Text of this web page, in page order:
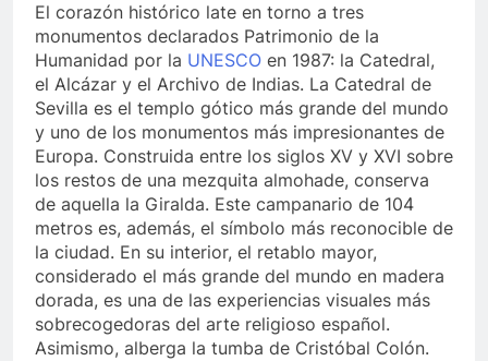
El corazón histórico late en torno a tres
monumentos declarados Patrimonio de la
Humanidad por la UNESCO en 1987: la Catedral,
el Alcázar y el Archivo de Indias. La Catedral de
Sevilla es el templo gótico más grande del mundo
y uno de los monumentos más impresionantes de
Europa. Construida entre los siglos XV y XVI sobre
los restos de una mezquita almohade, conserva
de aquella la Giralda. Este campanario de 104
metros es, además, el símbolo más reconocible de
la ciudad. En su interior, el retablo mayor,
considerado el más grande del mundo en madera
dorada, es una de las experiencias visuales más
sobrecogedoras del arte religioso español.
Asimismo, alberga la tumba de Cristóbal Colón.